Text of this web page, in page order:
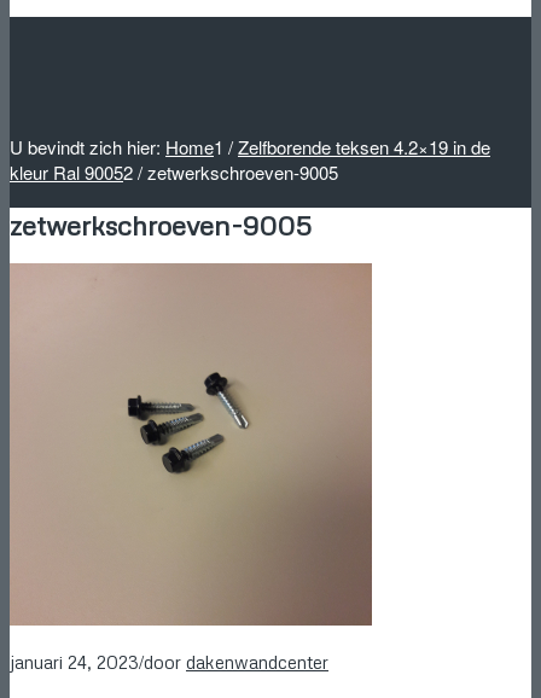
U bevindt zich hier: Home1 /Zelfborende teksen 4.2×19 in de
kleur Ral 90052/zetwerkschroeven-9005
zetwerkschroeven-9005
januari 24, 2023/door dakenwandcenter